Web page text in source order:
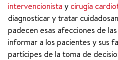
intervencionista ycirugía
diagnosticar y tratar
padecen esas afecciones de
informar a los pacientes y sus
partícipes de la toma de